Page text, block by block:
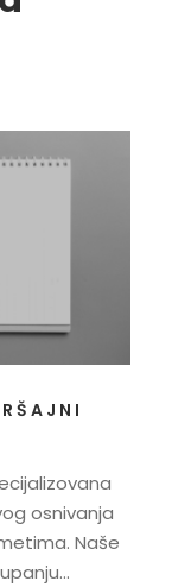
osnivanja
Naše